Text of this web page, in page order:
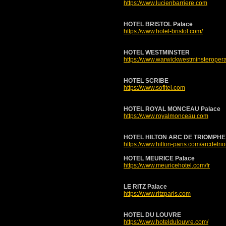
https://www.lucienbarriere.com
HOTEL BRISTOL Palace
https://www.hotel-bristol.com/
HOTEL WESTMINSTER
https://
HOTEL SCRIBE
https://www.sofitel.com
HOTEL ROYAL MONCEAU Palace
https://www.royalmonceau.com
HOTEL HILTON ARC DE TRIOMPHE
https://www.hilton-paris.com/
HOTEL MEURICE Palace
https://www.meuricehotel.com/fr
LE RITZ Palace
https://www.ritzparis.com
HOTEL DU LOUVRE
https://www.hoteldulouvre.com/